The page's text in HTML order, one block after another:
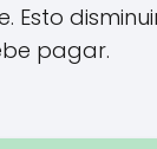
pagar.